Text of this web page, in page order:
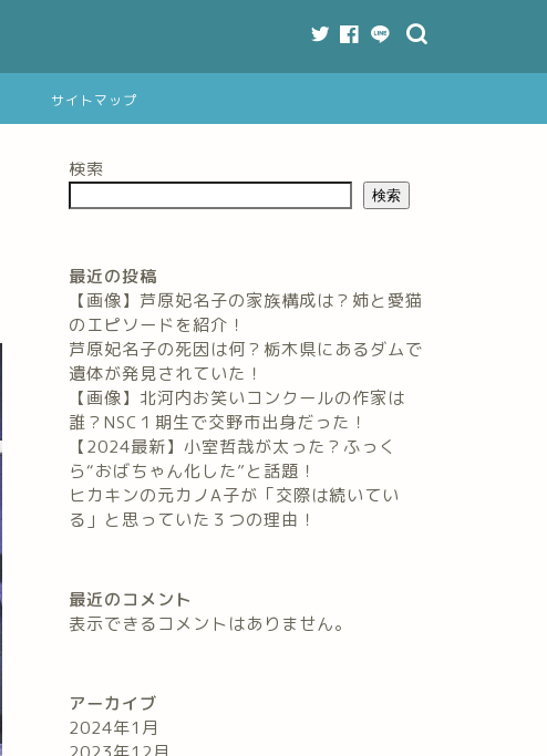
サイトマップ
検索
検索
最近の投稿
【画像】芦原妃名子の家族構成は？姉と愛猫
のエピソードを紹介！
芦原妃名子の死因は何？栃木県にあるダムで
遺体が発見されていた！
【画像】北河内お笑いコンクールの作家は
誰？NSC１期生で交野市出身だった！
【2024最新】小室哲哉が太った？ふっく
ら“おばちゃん化した”と話題！
ヒカキンの元カノA子が「交際は続いてい
る」と思っていた３つの理由！
最近のコメント
表示できるコメントはありません。
アーカイブ
2024年1月